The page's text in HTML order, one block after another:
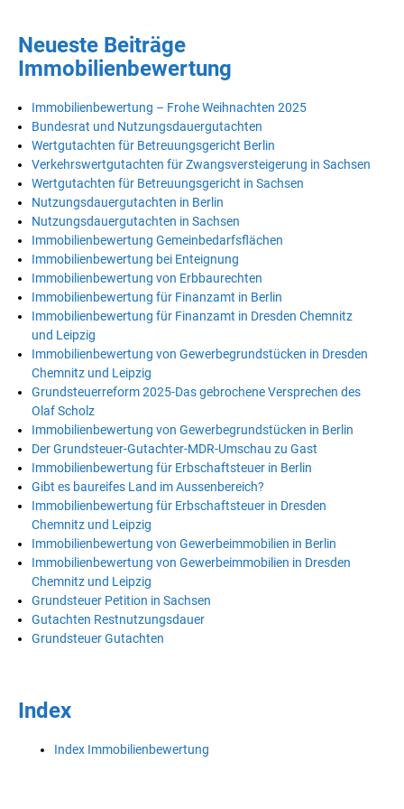
Neueste Beiträge
Immobilienbewertung
Immobilienbewertung – Frohe Weihnachten 2025
Bundesrat und Nutzungsdauergutachten
Wertgutachten für Betreuungsgericht Berlin
Verkehrswertgutachten für Zwangsversteigerung in Sachsen
Wertgutachten für Betreuungsgericht in Sachsen
Nutzungsdauergutachten in Berlin
Nutzungsdauergutachten in Sachsen
Immobilienbewertung Gemeinbedarfsflächen
Immobilienbewertung bei Enteignung
Immobilienbewertung von Erbbaurechten
Immobilienbewertung für Finanzamt in Berlin
Immobilienbewertung für Finanzamt in Dresden Chemnitz
und Leipzig
Immobilienbewertung von Gewerbegrundstücken in Dresden
Chemnitz und Leipzig
Grundsteuerreform 2025-Das gebrochene Versprechen des
Olaf Scholz
Immobilienbewertung von Gewerbegrundstücken in Berlin
Der Grundsteuer-Gutachter-MDR-Umschau zu Gast
Immobilienbewertung für Erbschaftsteuer in Berlin
Gibt es baureifes Land im Aussenbereich?
Immobilienbewertung für Erbschaftsteuer in Dresden
Chemnitz und Leipzig
Immobilienbewertung von Gewerbeimmobilien in Berlin
Immobilienbewertung von Gewerbeimmobilien in Dresden
Chemnitz und Leipzig
Grundsteuer Petition in Sachsen
Gutachten Restnutzungsdauer
Grundsteuer Gutachten
Index
Index Immobilienbewertung